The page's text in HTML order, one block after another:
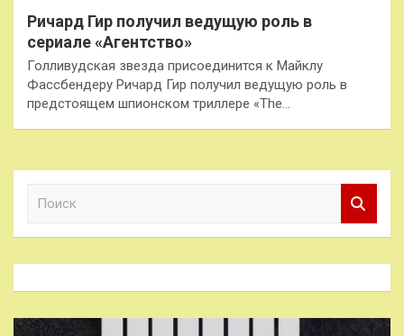
Ричард Гир получил ведущую роль в
сериале «Агентство»
Голливудская звезда присоединится к Майклу
Фассбендеру Ричард Гир получил ведущую роль в
предстоящем шпионском триллере «The…
к